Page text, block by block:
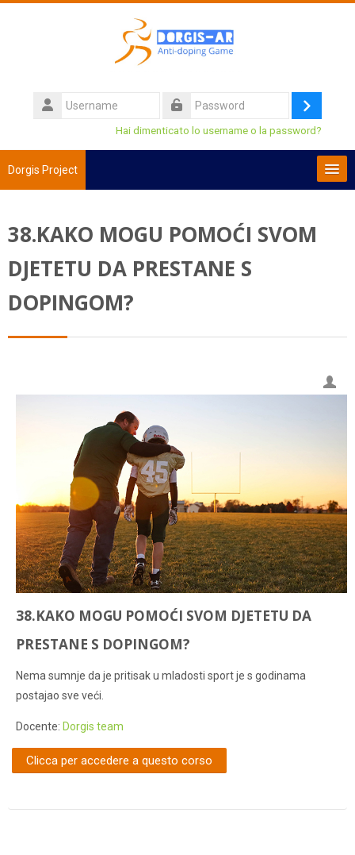
Username
Login
Hai dimenticato lo username o la password?
Dorgis Project
Cerca
38.KAKO MOGU POMOĆI SVOM
DJETETU DA PRESTANE S
DOPINGOM?
38.KAKO MOGU POMOĆI SVOM DJETETU DA
PRESTANE S DOPINGOM?
Nema sumnje da je pritisak u mladosti sport je s godinama
postajao sve veći.
Docente: Dorgis team
Clicca per accedere a questo corso